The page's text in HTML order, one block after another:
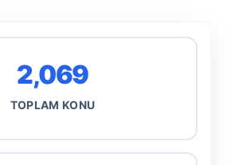
2,069
TOPLAM KONU